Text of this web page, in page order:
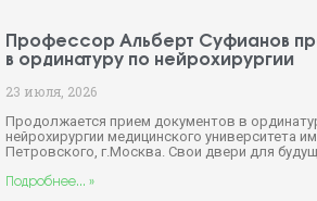
Профессор Альберт Суфианов
в ординатуру по нейрохирургии
23 июля, 2026
Продолжается прием документов в
нейрохирургии медицинского университета
Петровского, г.Москва. Свои двери для
Подробнее... »